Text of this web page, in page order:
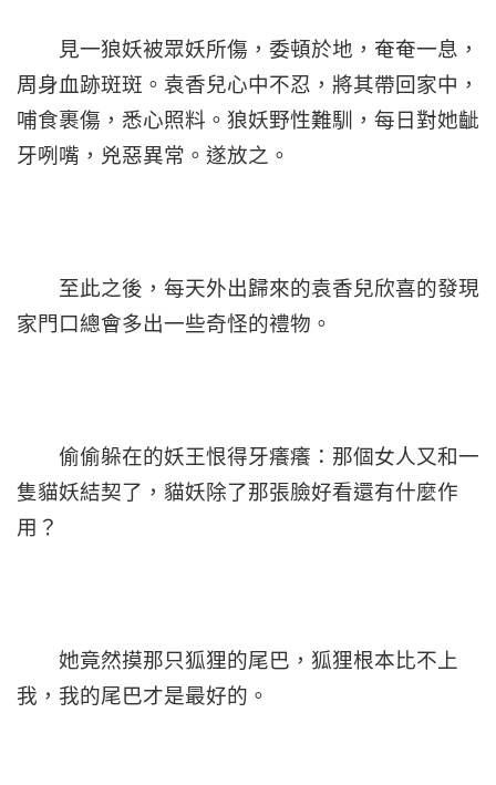
見一狼妖被眾妖所傷，委頓於地，奄奄一息，
周身血跡斑斑。袁香兒心中不忍，將其帶回家中，
哺食裹傷，悉心照料。狼妖野性難馴，每日對她齜
牙咧嘴，兇惡異常。遂放之。
至此之後，每天外出歸來的袁香兒欣喜的發現
家門口總會多出一些奇怪的禮物。
偷偷躲在的妖王恨得牙癢癢：那個女人又和一
隻貓妖結契了，貓妖除了那張臉好看還有什麼作
用？
她竟然摸那只狐狸的尾巴，狐狸根本比不上
我，我的尾巴才是最好的。